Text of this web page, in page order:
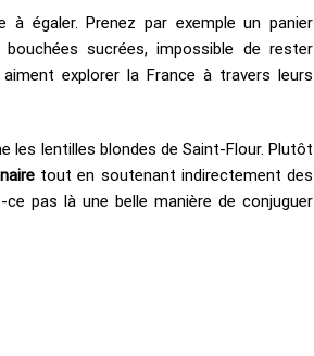
à égaler. Prenez par exemple un panier
sucrées, impossible de rester
explorer la France à travers leurs
les lentilles blondes de Saint-Flour. Plutôt
tout en soutenant indirectement des
pas là une belle manière de conjuguer